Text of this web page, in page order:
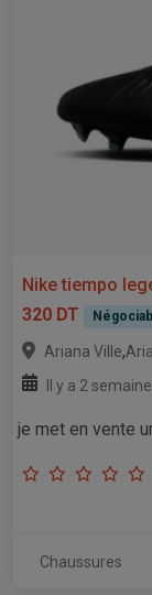
Nike tiempo
320 DT
Ariana Ville,
Il y a 2
je met en vente
Chaussures